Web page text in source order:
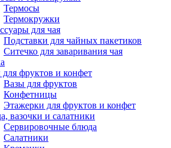
Термосы
Термокружки
для чая
Подставки для чайных пакетиков
Ситечко для заваривания чая
фруктов и конфет
Вазы для фруктов
Конфетницы
Этажерки для фруктов и конфет
вазочки и салатники
Сервировочные блюда
Салатники